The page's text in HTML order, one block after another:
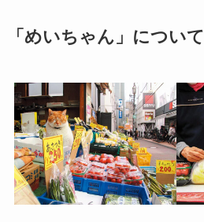
「めいちゃん」について